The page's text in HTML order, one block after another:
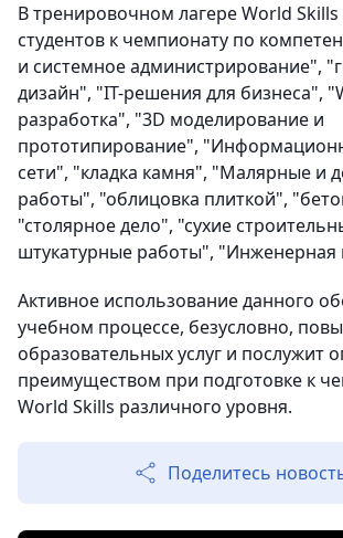
В тренировочном лагере World Skills
студентов к чемпионату по
и системное администрирование",
дизайн", "IT-решения для бизнеса",
разработка", "3D моделирование и
прототипирование",
сети", "кладка камня", "Малярные и
работы", "облицовка плиткой",
"столярное дело", "сухие
штукатурные работы", "Инженерная
Активное использование данного
учебном процессе, безусловно,
образовательных услуг и послужит
преимуществом при подготовке к
World Skills различного уровня.
Поделитесь